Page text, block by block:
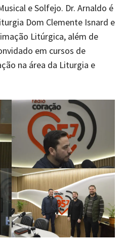
e Solfejo. Dr. Arnaldo é
Dom Clemente Isnard e
Litúrgica, além de
em cursos de
na área da Liturgia e